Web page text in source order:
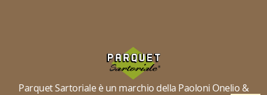
Parquet Sartoriale è un marchio della Paoloni Onelio &